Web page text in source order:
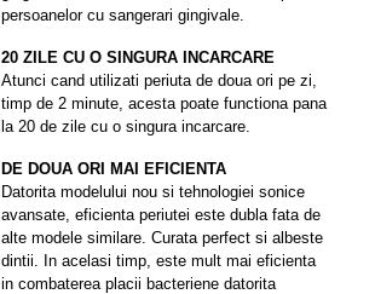
persoanelor cu sangerari gingivale.
20 ZILE CU O SINGURA INCARCARE
Atunci cand utilizati periuta de doua ori pe zi,
timp de 2 minute, acesta poate functiona pana
la 20 de zile cu o singura incarcare.
DE DOUA ORI MAI EFICIENTA
Datorita modelului nou si tehnologiei sonice
avansate, eficienta periutei este dubla fata de
alte modele similare. Curata perfect si albeste
dintii. In acelasi timp, este mult mai eficienta
in combaterea placii bacteriene datorita